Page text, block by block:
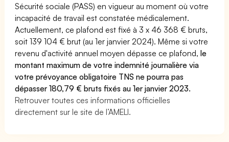
Sécurité sociale (PASS) en vigueur au moment où votre
incapacité de travail est constatée médicalement.
Actuellement, ce plafond est fixé à 3 x 46 368 € bruts,
soit 139 104 € brut (au 1er janvier 2024). Même si votre
revenu d'activité annuel moyen dépasse ce plafond,le
montant maximum de votre indemnité journalière via
votre prévoyance obligatoire TNS ne pourra pas
dépasser 180,79 € bruts fixés au 1er janvier 2023.
Retrouver toutes ces informations officielles
directement sur le site de l’AMELI.